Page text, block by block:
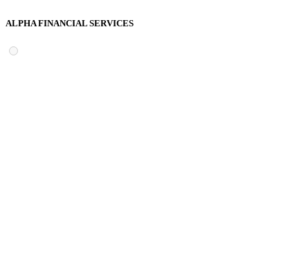
ALPHA FINANCIAL SERVICES